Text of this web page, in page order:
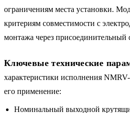
ограничениям места установки.
критериям совместимости с
монтажа через присоединительный
Ключевые технические
характеристики исполнения
его применение:
Номинальный выходной